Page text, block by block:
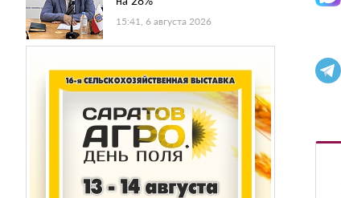
15:41, 6 августа 2026